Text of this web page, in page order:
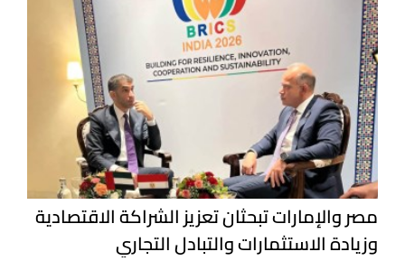
مصر والإمارات تبحثان تعزيز الشراكة الاقتصادية
وزيادة الاستثمارات والتبادل التجاري